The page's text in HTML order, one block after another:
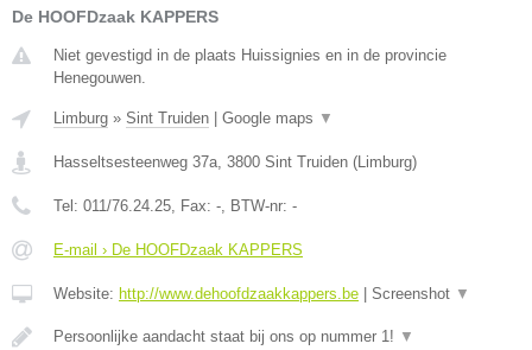
De HOOFDzaak KAPPERS
Niet gevestigd in de plaats Huissignies en in de provincie
Henegouwen.
Limburg » Sint Truiden Google maps ▼
Hasseltsesteenweg 37a, 3800 Sint Truiden (Limburg)
Tel: 011/76.24.25, Fax: -, BTW-nr: -
E-mail › De HOOFDzaak KAPPERS
Website: http://www.dehoofdzaakkappers.be Screenshot ▼
Persoonlijke aandacht staat bij ons op nummer 1! ▼